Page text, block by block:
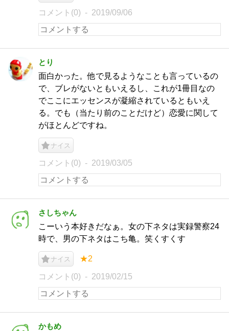
コメント(0) 2019/09/06
とり
面白かった。他で見るようなことも言っているの
で、ブレがないともいえるし、これが1冊目なの
でここにエッセンスが凝縮されているともいえ
る。でも（当たり前のことだけど）恋愛に関して
がほとんどですね。
ナイス
コメント(0) 2019/03/05
さしちゃん
こーいう本好きだなぁ。女の下ネタは実録警察24
時で、男の下ネタはこち亀。笑くすくす
ナイス ★2
コメント(0) 2019/02/15
かもめ